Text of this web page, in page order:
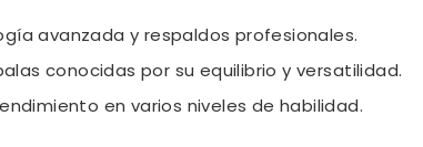
avanzada y respaldos profesionales.
conocidas por su equilibrio y versatilidad.
en varios niveles de habilidad.